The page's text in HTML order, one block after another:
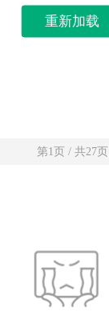
重新加载
第1页 / 共27页